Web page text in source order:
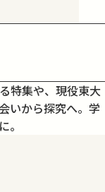
特集や、現役東大
いから探究へ。学
。